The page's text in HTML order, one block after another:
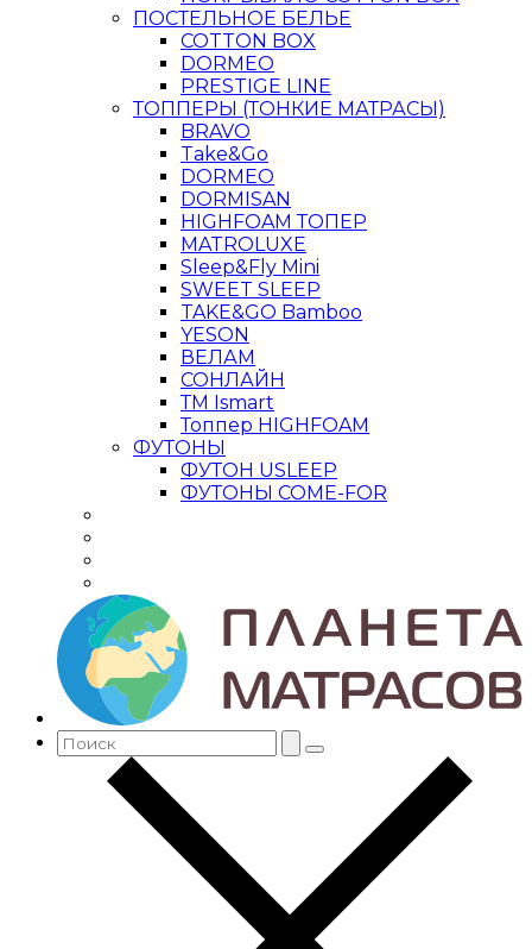
ПОСТЕЛЬНОЕ БЕЛЬЕ
COTTON BOX
DORMEO
PRESTIGE LINE
ТОППЕРЫ (ТОНКИЕ МАТРАСЫ)
BRAVO
Take&Go
DORMEO
DORMISAN
HIGHFOAM ТОПЕР
MATROLUXE
Sleep&Fly Mini
SWEET SLEEP
TAKE&GO Bamboo
YESON
ВЕЛАМ
СОНЛАЙН
ТМ Ismart
Топпер HIGHFOAM
ФУТОНЫ
ФУТОН USLEEP
ФУТОНЫ COME-FOR